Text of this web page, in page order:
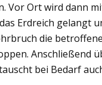
Vor Ort wird dann
Erdreich gelangt
die
Anschließend
bei Bedarf